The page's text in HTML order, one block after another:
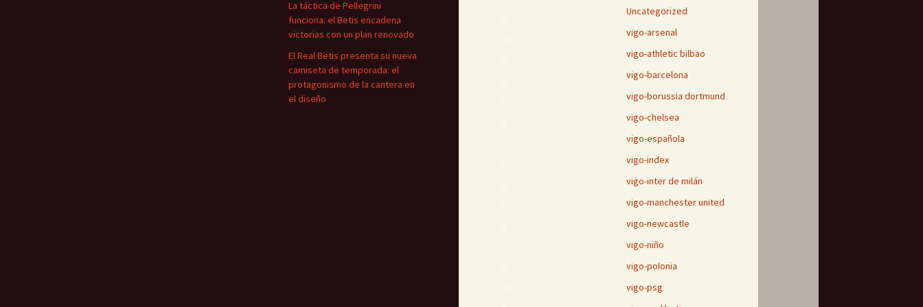
Uncategorized
vigo-arsenal
vigo-athletic bilbao
vigo-barcelona
vigo-borussia dortmund
vigo-chelsea
vigo-española
vigo-index
vigo-inter de milán
vigo-manchester united
vigo-newcastle
vigo-niño
vigo-polonia
vigo-psg
La táctica de Pellegrini
funciona: el Betis encadena
victorias con un plan renovado
El Real Betis presenta su nueva
camiseta de temporada: el
protagonismo de la cantera en
el diseño